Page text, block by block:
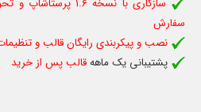
سفارش
نصب و پیکربندی رایگان قالب و
پشتیبانی یک ماههقالب پس از خرید